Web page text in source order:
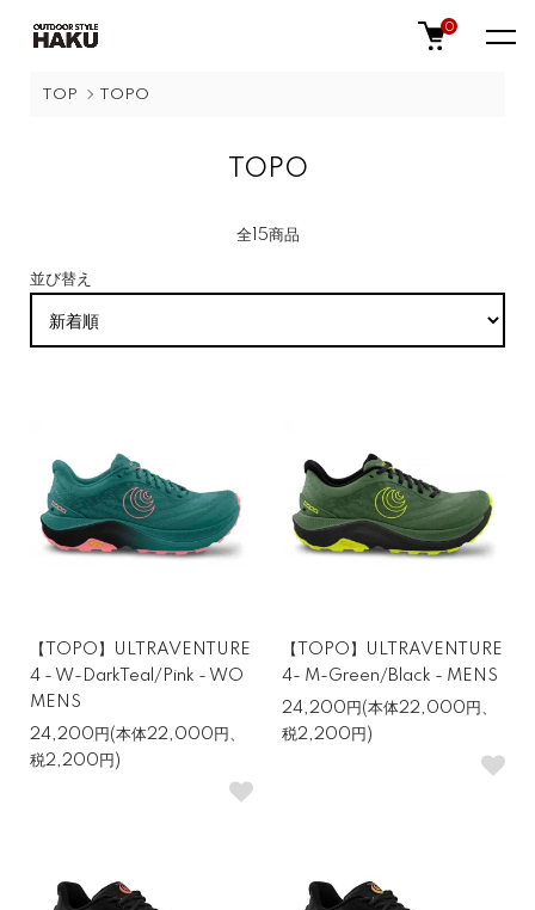
0
TOP TOPO
TOPO
全15商品
並び替え
【TOPO】ULTRAVENTURE
4 - W-DarkTeal/Pink - WO
MENS
24,200円(本体22,000円、
税2,200円)
【TOPO】ULTRAVENTURE
4- M-Green/Black - MENS
24,200円(本体22,000円、
税2,200円)